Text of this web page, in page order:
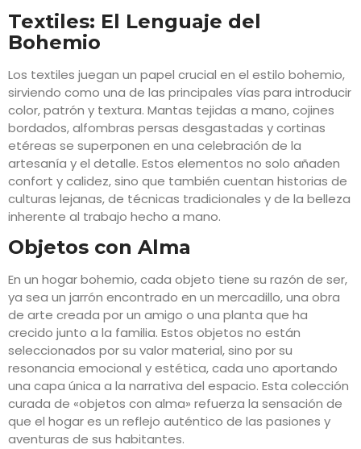
Textiles: El Lenguaje del
Bohemio
Los textiles juegan un papel crucial en el estilo bohemio,
sirviendo como una de las principales vías para introducir
color, patrón y textura. Mantas tejidas a mano, cojines
bordados, alfombras persas desgastadas y cortinas
etéreas se superponen en una celebración de la
artesanía y el detalle. Estos elementos no solo añaden
confort y calidez, sino que también cuentan historias de
culturas lejanas, de técnicas tradicionales y de la belleza
inherente al trabajo hecho a mano.
Objetos con Alma
En un hogar bohemio, cada objeto tiene su razón de ser,
ya sea un jarrón encontrado en un mercadillo, una obra
de arte creada por un amigo o una planta que ha
crecido junto a la familia. Estos objetos no están
seleccionados por su valor material, sino por su
resonancia emocional y estética, cada uno aportando
una capa única a la narrativa del espacio. Esta colección
curada de «objetos con alma» refuerza la sensación de
que el hogar es un reflejo auténtico de las pasiones y
aventuras de sus habitantes.